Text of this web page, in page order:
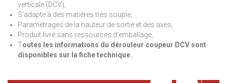
verticale (DCV),
S'adapte à des matières très souple,
Paramètrages de la hauteur de sortie et des axes,
Produit livré sans ressources d'emballage,
Toutes les informations du dérouleur coupeur DCV sont
disponibles sur la fiche technique.